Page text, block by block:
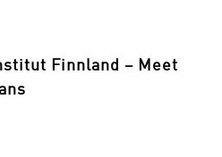
Finnland – Meet